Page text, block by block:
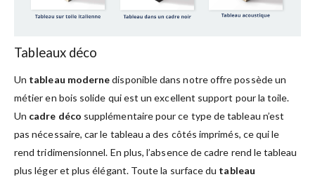
Tableaux déco
Un tableau modernedisponible dans notre offre possède un
métier en bois solide qui est un excellent support pour la toile.
Un cadre déco supplémentaire pour ce type de tableau n’est
pas nécessaire, car le tableau a des côtés imprimés, ce qui le
rend tridimensionnel. En plus, l’absence de cadre rend le tableau
plus léger et plus élégant. Toute la surface du tableau